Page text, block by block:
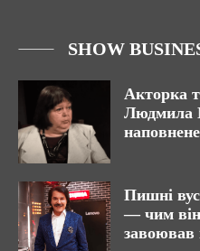
SHOW
Акторка
Людмила
Пишні
— чим
завоював